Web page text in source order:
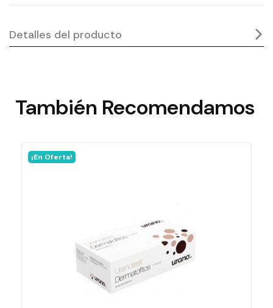
Detalles del producto
También Recomendamos
¡En Oferta!